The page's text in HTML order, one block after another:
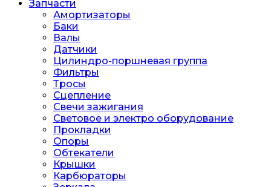
Запчасти
Амортизаторы
Баки
Валы
Датчики
Цилиндро-поршневая группа
Фильтры
Тросы
Сцепление
Свечи зажигания
Световое и электро оборудование
Прокладки
Опоры
Обтекатели
Крышки
Карбюраторы